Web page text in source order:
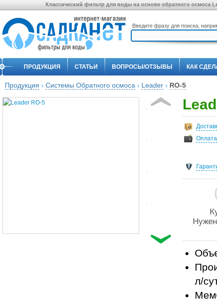
Классический фильтр для воды на основе обратного осмоса
Введите фразу для поиска,
ПРОДУКЦИЯ СТАТЬИ ВОПРОСЫ/ОТЗЫВЫ КАК
Продукция › Системы Обратного осмоса › Leader › RO-5
Оплата
л/